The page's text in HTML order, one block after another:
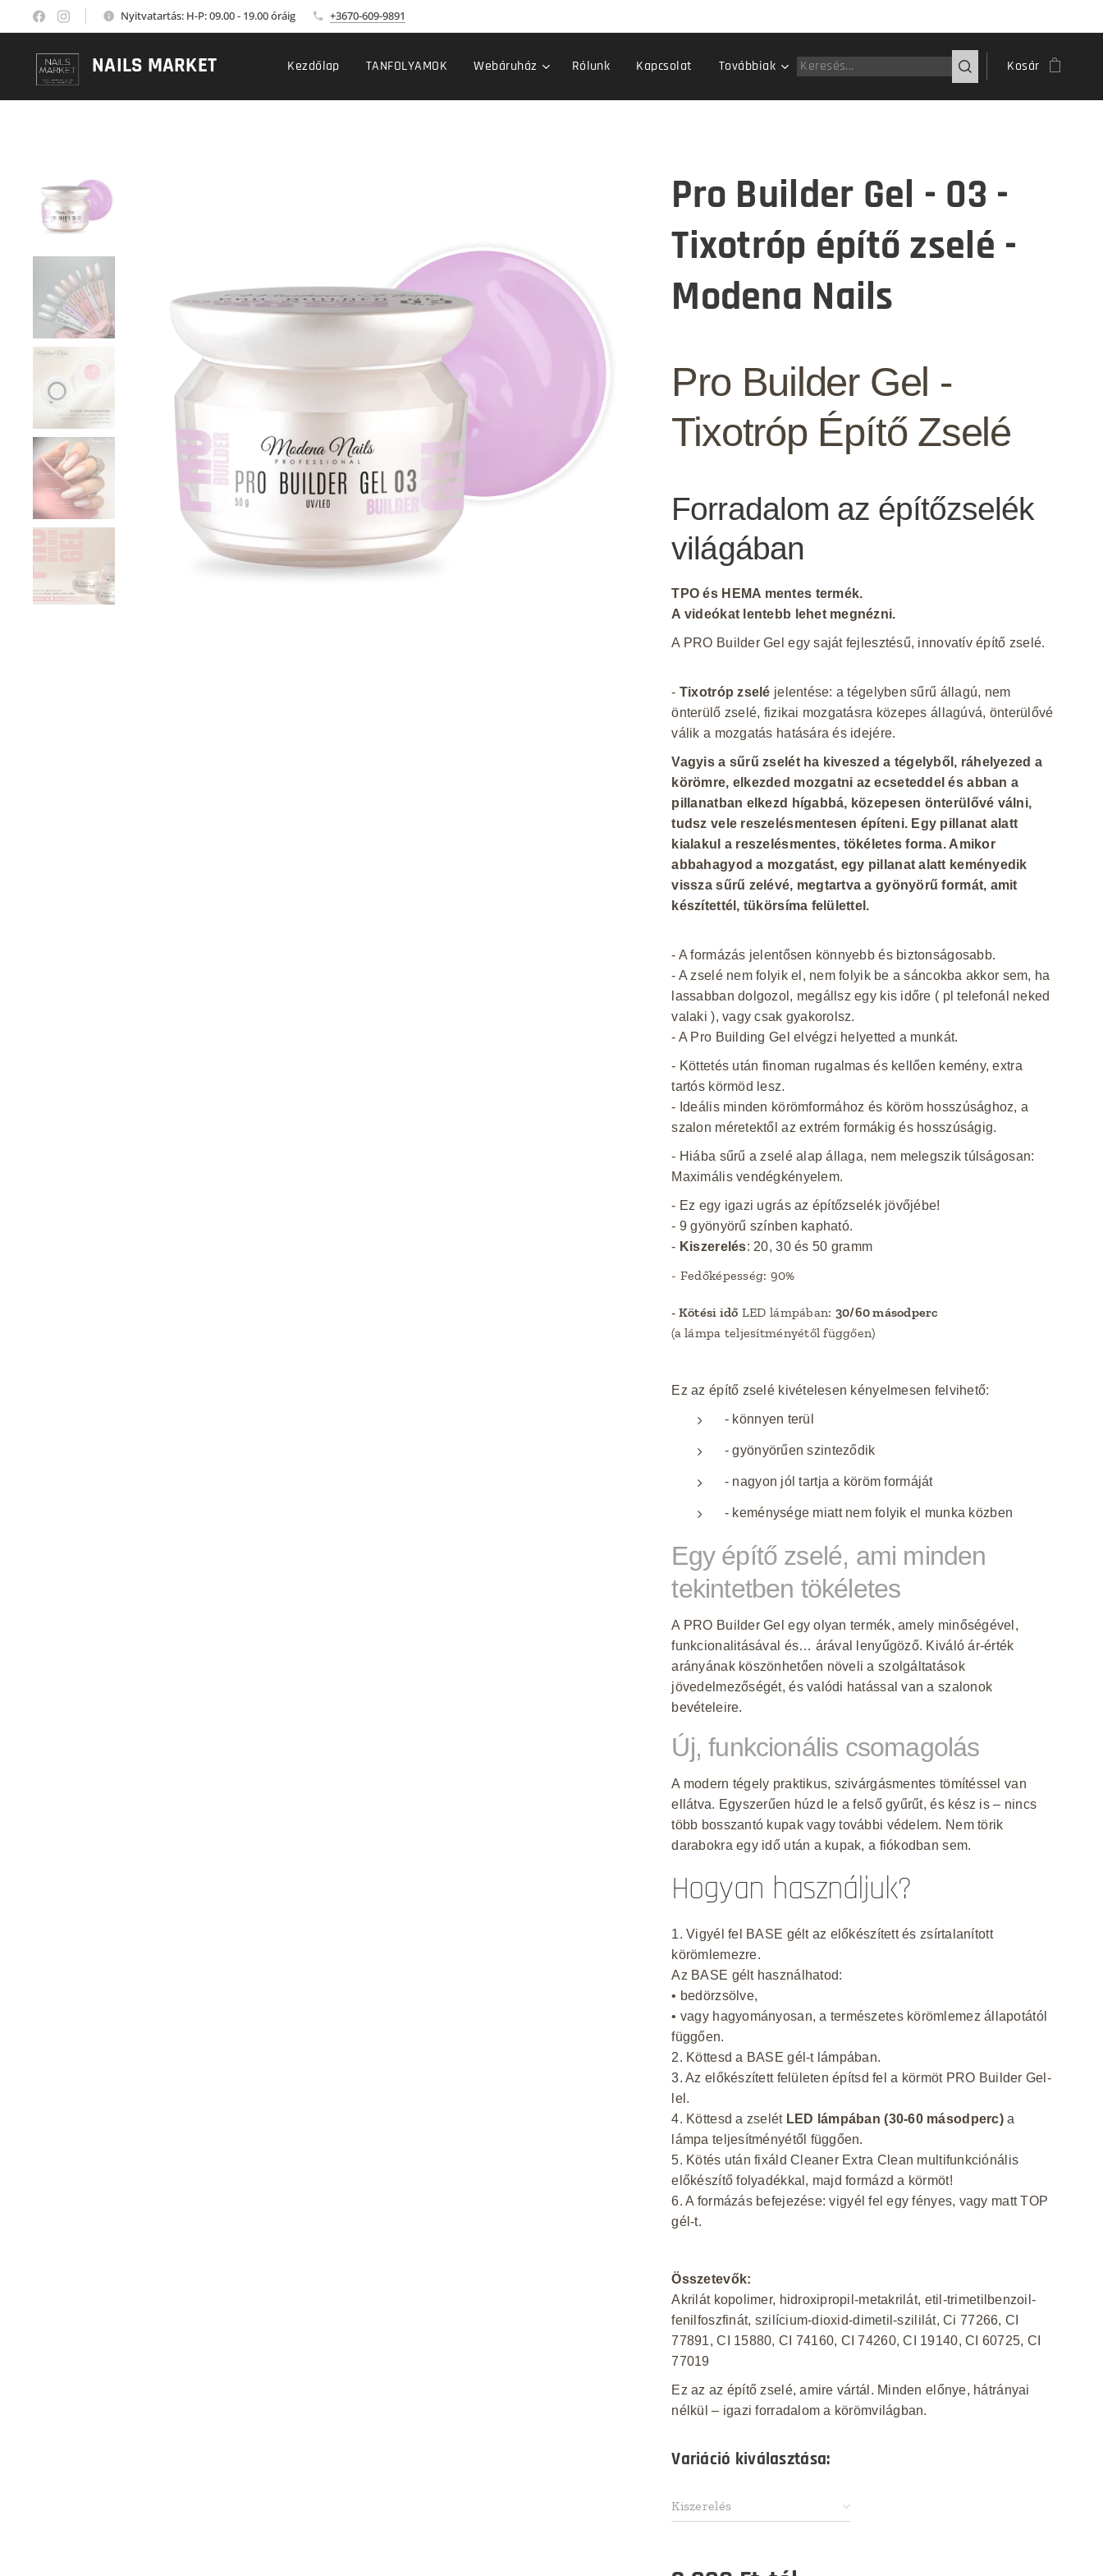
Nyitvatartás: H-P: 09.00 - 19.00 óráig +3670-609-9891
NAILS MARKET Kezdőlap TANFOLYAMOK Webáruház Rólunk Kapcsolat Továbbiak Kosár
Pro Builder Gel - 03 -
Tixotróp építő zselé -
Modena Nails
Pro Builder Gel -
Tixotróp Építő Zselé
Forradalom az építőzselék
világában
TPO és HEMA mentes termék.
A videókat lentebb lehet megnézni.
A PRO Builder Gel egy saját fejlesztésű, innovatív építő zselé.
- Tixotróp zselé jelentése: a tégelyben sűrű állagú, nem
önterülő zselé, fizikai mozgatásra közepes állagúvá, önterülővé
válik a mozgatás hatására és idejére.
Vagyis a sűrű zselét ha kiveszed a tégelyből, ráhelyezed a
körömre, elkezded mozgatni az ecseteddel és abban a
pillanatban elkezd hígabbá, közepesen önterülővé válni,
tudsz vele reszelésmentesen építeni. Egy pillanat alatt
kialakul a reszelésmentes, tökéletes forma. Amikor
abbahagyod a mozgatást, egy pillanat alatt keményedik
vissza sűrű zelévé, megtartva a gyönyörű formát, amit
készítettél, tükörsíma felülettel.
- A formázás jelentősen könnyebb és biztonságosabb.
- A zselé nem folyik el, nem folyik be a sáncokba akkor sem, ha
lassabban dolgozol, megállsz egy kis időre ( pl telefonál neked
valaki ), vagy csak gyakorolsz.
- A Pro Building Gel elvégzi helyetted a munkát.
- Köttetés után finoman rugalmas és kellően kemény, extra
tartós körmöd lesz.
- Ideális minden körömformához és köröm hosszúsághoz, a
szalon méretektől az extrém formákig és hosszúságig.
- Hiába sűrű a zselé alap állaga, nem melegszik túlságosan:
Maximális vendégkényelem.
- Ez egy igazi ugrás az építőzselék jövőjébe!
- 9 gyönyörű színben kapható.
- Kiszerelés: 20, 30 és 50 gramm
- Fedőképesség: 90%
- Kötési idő LED lámpában: 30/60 másodperc
(a lámpa teljesítményétől függően)
Ez az építő zselé kivételesen kényelmesen felvihető:
- könnyen terül
- gyönyörűen szinteződik
- nagyon jól tartja a köröm formáját
- keménysége miatt nem folyik el munka közben
Egy építő zselé, ami minden
tekintetben tökéletes
A PRO Builder Gel egy olyan termék, amely minőségével,
funkcionalitásával és… árával lenyűgöző. Kiváló ár-érték
arányának köszönhetően növeli a szolgáltatások
jövedelmezőségét, és valódi hatással van a szalonok
bevételeire.
Új, funkcionális csomagolás
A modern tégely praktikus, szivárgásmentes tömítéssel van
ellátva. Egyszerűen húzd le a felső gyűrűt, és kész is – nincs
több bosszantó kupak vagy további védelem. Nem törik
darabokra egy idő után a kupak, a fiókodban sem.
Hogyan használjuk?
1. Vigyél fel BASE gélt az előkészített és zsírtalanított
körömlemezre.
Az BASE gélt használhatod:
• bedörzsölve,
• vagy hagyományosan, a természetes körömlemez állapotától
függően.
2. Köttesd a BASE gél-t lámpában.
3. Az előkészített felületen építsd fel a körmöt PRO Builder Gel-
lel.
4. Köttesd a zselét LED lámpában (30-60 másodperc)a
lámpa teljesítményétől függően.
5. Kötés után fixáld Cleaner Extra Clean multifunkciónális
előkészítő folyadékkal, majd formázd a körmöt!
6. A formázás befejezése:vigyél fel egy fényes, vagy matt TOP
gél-t.
Összetevők:
Akrilát kopolimer, hidroxipropil-metakrilát, etil-trimetilbenzoil-
fenilfoszfinát, szilícium-dioxid-dimetil-szililát, Ci 77266, CI
77891, CI 15880, CI 74160, CI 74260, CI 19140, CI 60725, CI
77019
Ez az az építő zselé, amire vártál. Minden előnye, hátrányai
nélkül – igazi forradalom a körömvilágban.
Variáció kiválasztása:
Kiszerelés